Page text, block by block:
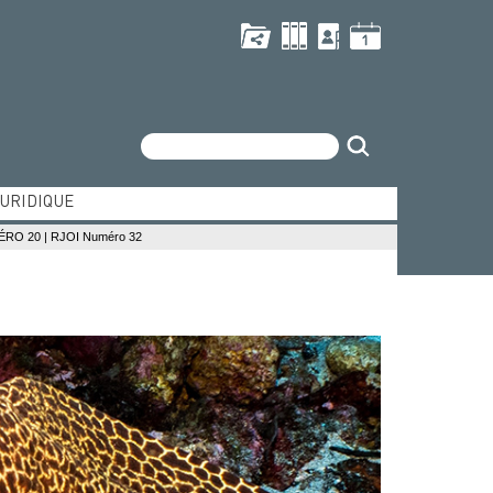
Recherche
20 | RJOI Numéro 32